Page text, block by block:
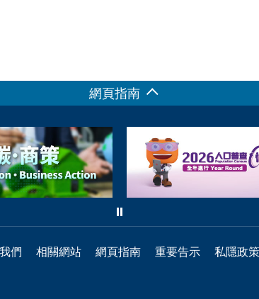
網頁指南
們 相關網站 網頁指南 重要告示 私隱政策